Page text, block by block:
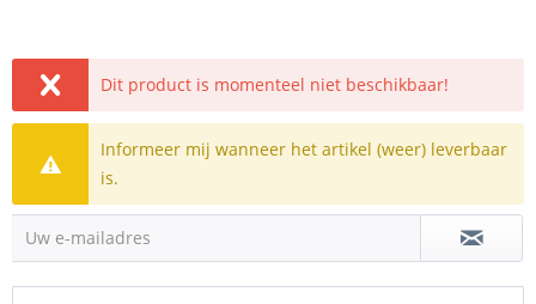
Dit product is momenteel niet beschikbaar!
Informeer mij wanneer het artikel (weer) leverbaar
is.
Uw e-mailadres